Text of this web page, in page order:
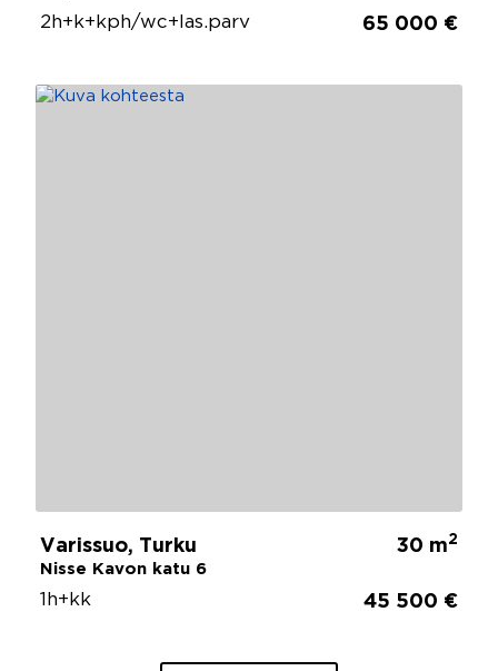
2h+k+kph/wc+las.parv 65 000 €
Varissuo, Turku
Nisse Kavon katu 6
30 m2
1h+kk 45 500 €